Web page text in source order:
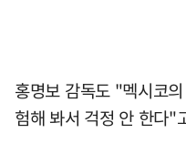
홍명보 감독도 "멕시코
험해 봐서 걱정 안 한다"